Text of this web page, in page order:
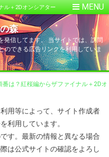
ル＋2Dオンシアター
森
発信してます。 当サイトでは、訪問
のできる広告リンクを利用していま
番は？紅桜編からザファイナル＋2D
用等によって、サイト作成者
利用しています。
す。最新の情報と異なる場合
は公式サイトの確認をよろし